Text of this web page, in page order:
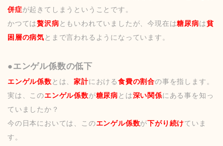
併症が起きてしまうということです。
かつては贅沢病ともいわれていましたが、今現在は糖尿病は貧
困層の病気とまで言われるようになっています。
●エンゲル係数の低下
エンゲル係数とは、家計における食費の割合の事を指します。
実は、このエンゲル係数が糖尿病とは深い関係にある事を知っ
ていましたか？
今の日本においては、このエンゲル係数が下がり続けていま
す。